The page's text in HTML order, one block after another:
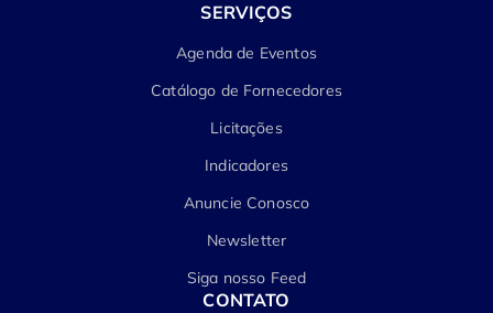
SERVIÇOS
Agenda de Eventos
Catálogo de Fornecedores
Licitações
Indicadores
Anuncie Conosco
Newsletter
Siga nosso Feed
CONTATO